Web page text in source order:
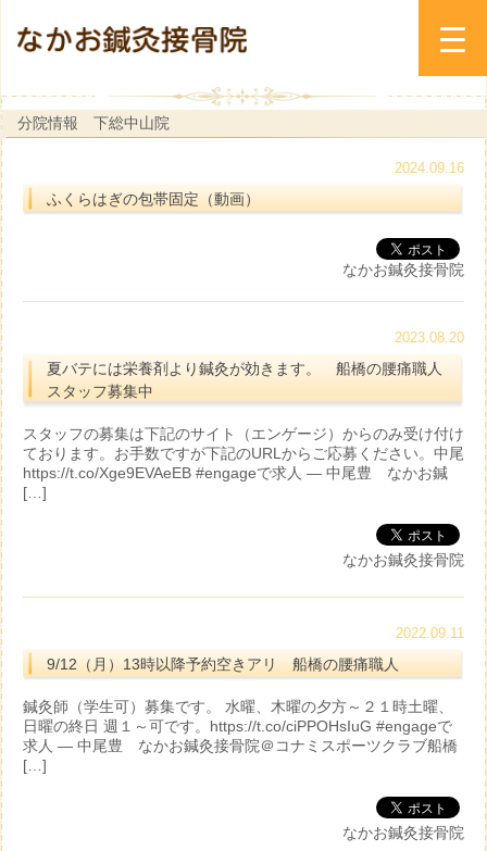
分院情報 下総中山院
2024.09.16
ふくらはぎの包帯固定（動画）
なかお鍼灸接骨院
2023.08.20
夏バテには栄養剤より鍼灸が効きます。 船橋の腰痛職人
スタッフ募集中
スタッフの募集は下記のサイト（エンゲージ）からのみ受け付け
ております。お手数ですが下記のURLからご応募ください。中尾
https://t.co/Xge9EVAeEB #engageで求人 — 中尾豊 なかお鍼
[…]
なかお鍼灸接骨院
2022.09.11
9/12（月）13時以降予約空きアリ 船橋の腰痛職人
鍼灸師（学生可）募集です。 水曜、木曜の夕方～２１時土曜、
日曜の終日 週１～可です。https://t.co/ciPPOHsIuG #engageで
求人 — 中尾豊 なかお鍼灸接骨院＠コナミスポーツクラブ船橋
[…]
なかお鍼灸接骨院